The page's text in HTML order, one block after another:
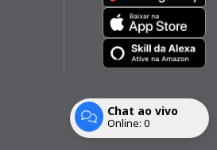
Com a tecnologia
Chat ao vivo
Online: 0